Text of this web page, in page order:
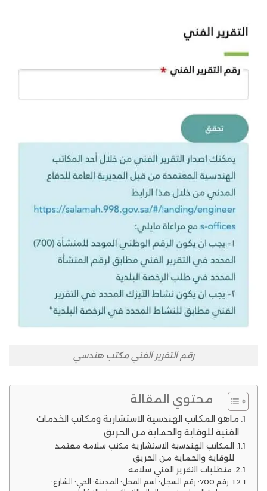
رقم التقرير الفني مكتب هندسي
محتوي المقالة
ماهو المكاتب الهندسية الاستشارية ومكاتب الخدمات
الفنية للوقاية والحماية من الحريق
المكاتب الهندسية الاستشارية مكتب سلامة معتمد
للوقاية والحماية من الحريق
متطلبات التقرير الفني سلامه
رقم 700: رقم السجل: اسم المحل: المدينة: الحي: الشارع: